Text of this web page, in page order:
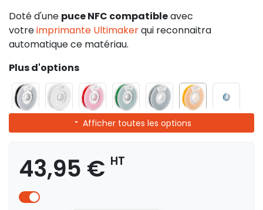
Doté d'une puce NFC compatibleavec
votreimprimante Ultimakerqui reconnaitra
automatique ce matériau.
Plus d'options
Afficher toutes les options
43,95 € HT